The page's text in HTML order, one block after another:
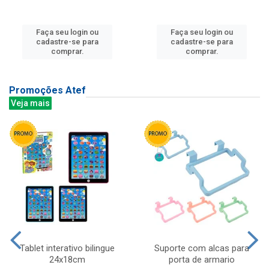
Faça seu login ou
cadastre-se para
comprar.
Faça seu login ou
cadastre-se para
comprar.
Promoções Atef
Veja mais
Tablet interativo bilingue
24x18cm
Suporte com alcas para
porta de armario